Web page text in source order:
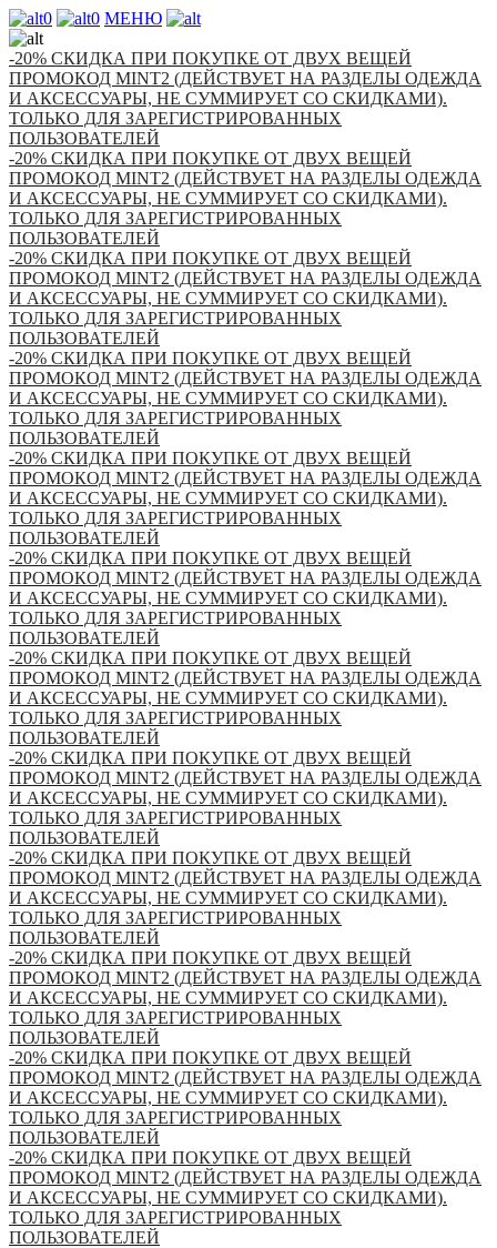
0 0 МЕНЮ
-20% СКИДКА ПРИ ПОКУПКЕ ОТ ДВУХ ВЕЩЕЙ
ПРОМОКОД MINT2 (ДЕЙСТВУЕТ НА РАЗДЕЛЫ ОДЕЖДА
И АКСЕССУАРЫ, НЕ СУММИРУЕТ СО СКИДКАМИ).
ТОЛЬКО ДЛЯ ЗАРЕГИСТРИРОВАННЫХ
ПОЛЬЗОВАТЕЛЕЙ
-20% СКИДКА ПРИ ПОКУПКЕ ОТ ДВУХ ВЕЩЕЙ
ПРОМОКОД MINT2 (ДЕЙСТВУЕТ НА РАЗДЕЛЫ ОДЕЖДА
И АКСЕССУАРЫ, НЕ СУММИРУЕТ СО СКИДКАМИ).
ТОЛЬКО ДЛЯ ЗАРЕГИСТРИРОВАННЫХ
ПОЛЬЗОВАТЕЛЕЙ
-20% СКИДКА ПРИ ПОКУПКЕ ОТ ДВУХ ВЕЩЕЙ
ПРОМОКОД MINT2 (ДЕЙСТВУЕТ НА РАЗДЕЛЫ ОДЕЖДА
И АКСЕССУАРЫ, НЕ СУММИРУЕТ СО СКИДКАМИ).
ТОЛЬКО ДЛЯ ЗАРЕГИСТРИРОВАННЫХ
ПОЛЬЗОВАТЕЛЕЙ
-20% СКИДКА ПРИ ПОКУПКЕ ОТ ДВУХ ВЕЩЕЙ
ПРОМОКОД MINT2 (ДЕЙСТВУЕТ НА РАЗДЕЛЫ ОДЕЖДА
И АКСЕССУАРЫ, НЕ СУММИРУЕТ СО СКИДКАМИ).
ТОЛЬКО ДЛЯ ЗАРЕГИСТРИРОВАННЫХ
ПОЛЬЗОВАТЕЛЕЙ
-20% СКИДКА ПРИ ПОКУПКЕ ОТ ДВУХ ВЕЩЕЙ
ПРОМОКОД MINT2 (ДЕЙСТВУЕТ НА РАЗДЕЛЫ ОДЕЖДА
И АКСЕССУАРЫ, НЕ СУММИРУЕТ СО СКИДКАМИ).
ТОЛЬКО ДЛЯ ЗАРЕГИСТРИРОВАННЫХ
ПОЛЬЗОВАТЕЛЕЙ
-20% СКИДКА ПРИ ПОКУПКЕ ОТ ДВУХ ВЕЩЕЙ
ПРОМОКОД MINT2 (ДЕЙСТВУЕТ НА РАЗДЕЛЫ ОДЕЖДА
И АКСЕССУАРЫ, НЕ СУММИРУЕТ СО СКИДКАМИ).
ТОЛЬКО ДЛЯ ЗАРЕГИСТРИРОВАННЫХ
ПОЛЬЗОВАТЕЛЕЙ
-20% СКИДКА ПРИ ПОКУПКЕ ОТ ДВУХ ВЕЩЕЙ
ПРОМОКОД MINT2 (ДЕЙСТВУЕТ НА РАЗДЕЛЫ ОДЕЖДА
И АКСЕССУАРЫ, НЕ СУММИРУЕТ СО СКИДКАМИ).
ТОЛЬКО ДЛЯ ЗАРЕГИСТРИРОВАННЫХ
ПОЛЬЗОВАТЕЛЕЙ
-20% СКИДКА ПРИ ПОКУПКЕ ОТ ДВУХ ВЕЩЕЙ
ПРОМОКОД MINT2 (ДЕЙСТВУЕТ НА РАЗДЕЛЫ ОДЕЖДА
И АКСЕССУАРЫ, НЕ СУММИРУЕТ СО СКИДКАМИ).
ТОЛЬКО ДЛЯ ЗАРЕГИСТРИРОВАННЫХ
ПОЛЬЗОВАТЕЛЕЙ
-20% СКИДКА ПРИ ПОКУПКЕ ОТ ДВУХ ВЕЩЕЙ
ПРОМОКОД MINT2 (ДЕЙСТВУЕТ НА РАЗДЕЛЫ ОДЕЖДА
И АКСЕССУАРЫ, НЕ СУММИРУЕТ СО СКИДКАМИ).
ТОЛЬКО ДЛЯ ЗАРЕГИСТРИРОВАННЫХ
ПОЛЬЗОВАТЕЛЕЙ
-20% СКИДКА ПРИ ПОКУПКЕ ОТ ДВУХ ВЕЩЕЙ
ПРОМОКОД MINT2 (ДЕЙСТВУЕТ НА РАЗДЕЛЫ ОДЕЖДА
И АКСЕССУАРЫ, НЕ СУММИРУЕТ СО СКИДКАМИ).
ТОЛЬКО ДЛЯ ЗАРЕГИСТРИРОВАННЫХ
ПОЛЬЗОВАТЕЛЕЙ
-20% СКИДКА ПРИ ПОКУПКЕ ОТ ДВУХ ВЕЩЕЙ
ПРОМОКОД MINT2 (ДЕЙСТВУЕТ НА РАЗДЕЛЫ ОДЕЖДА
И АКСЕССУАРЫ, НЕ СУММИРУЕТ СО СКИДКАМИ).
ТОЛЬКО ДЛЯ ЗАРЕГИСТРИРОВАННЫХ
ПОЛЬЗОВАТЕЛЕЙ
-20% СКИДКА ПРИ ПОКУПКЕ ОТ ДВУХ ВЕЩЕЙ
ПРОМОКОД MINT2 (ДЕЙСТВУЕТ НА РАЗДЕЛЫ ОДЕЖДА
И АКСЕССУАРЫ, НЕ СУММИРУЕТ СО СКИДКАМИ).
ТОЛЬКО ДЛЯ ЗАРЕГИСТРИРОВАННЫХ
ПОЛЬЗОВАТЕЛЕЙ